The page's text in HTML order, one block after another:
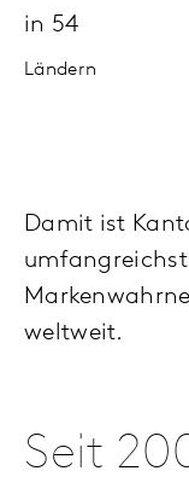
in 54
Ländern
Damit ist
weltweit.
Seit